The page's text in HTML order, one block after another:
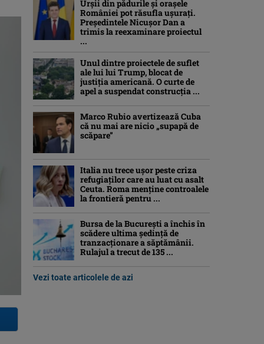
Urșii din pădurile și orașele
României pot răsufla ușurați.
Președintele Nicușor Dan a
trimis la reexaminare proiectul
...
Unul dintre proiectele de suflet
ale lui lui Trump, blocat de
justiția americană. O curte de
apel a suspendat construcția ...
Marco Rubio avertizează Cuba
că nu mai are nicio „supapă de
scăpare”
Italia nu trece ușor peste criza
refugiaților care au luat cu asalt
Ceuta. Roma menține controalele
la frontieră pentru ...
Bursa de la București a închis în
scădere ultima ședință de
tranzacționare a săptămânii.
Rulajul a trecut de 135 ...
Vezi toate articolele de azi